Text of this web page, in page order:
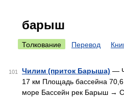
барыш
Толкование Перевод
101 Чилим (приток Барыша) —
17 км Площадь бассейна
море Бассейн рек Барыш →